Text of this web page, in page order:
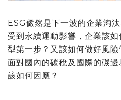
ESG儼然是下一波的企業淘
受到永續運動影響，企業該
型第一步？又該如何做好風
面對國內的碳稅及國際的碳
該如何因應？